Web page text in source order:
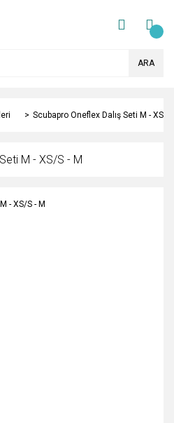
ARA
Scubapro Oneflex Dalış Seti M - XS/S
M - XS/S - M